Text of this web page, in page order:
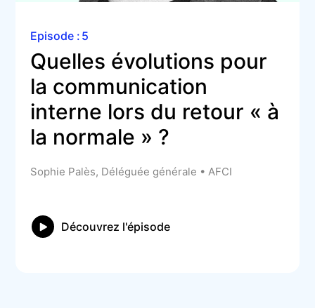
Episode : 5
Quelles évolutions pour
la communication
interne lors du retour « à
la normale » ?
Sophie Palès, Déléguée générale • AFCI
Découvrez l'épisode